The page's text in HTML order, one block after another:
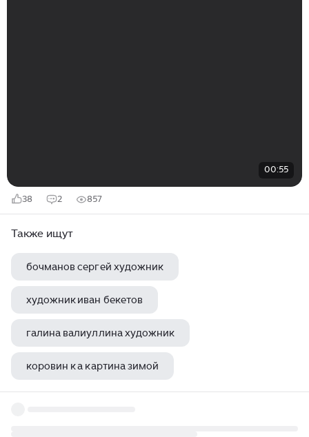
00:55
38 2 857
Также ищут
бочманов сергей художник
художник иван бекетов
галина валиуллина художник
коровин к а картина зимой